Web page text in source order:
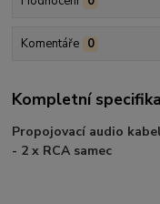
Komentáře 0
Kompletní
Propojovací audio
- 2 x RCA samec